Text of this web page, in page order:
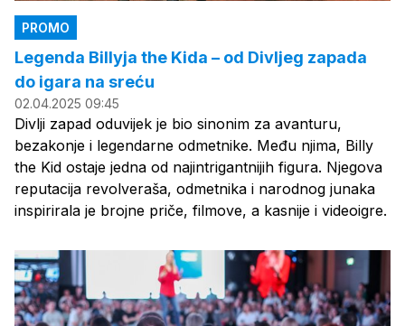
PROMO
Legenda Billyja the Kida – od Divljeg zapada
do igara na sreću
02.04.2025 09:45
Divlji zapad oduvijek je bio sinonim za avanturu,
bezakonje i legendarne odmetnike. Među njima, Billy
the Kid ostaje jedna od najintrigantnijih figura. Njegova
reputacija revolveraša, odmetnika i narodnog junaka
inspirirala je brojne priče, filmove, a kasnije i videoigre.